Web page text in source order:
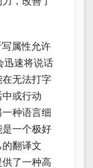
属性允许
迅速将说话
无法打字
或行动
种语言细
一个极好
翻译文
了一种高